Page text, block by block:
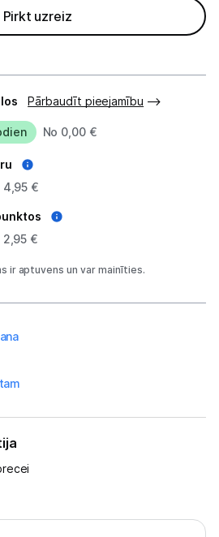
>
Pirkt uzreiz
Pārbaudīt pieejamību
No 0,00 €
4,95 €
2,95 €
ir aptuvens un var mainīties.